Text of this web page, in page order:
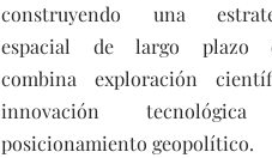
construyendo una
espacial de largo plazo
combina exploración
innovación
posicionamiento geopolítico.